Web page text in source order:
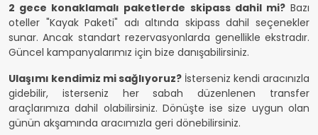
2 gece konaklamalı paketlerde skipass dahil mi?Bazı
oteller "Kayak Paketi" adı altında skipass dahil seçenekler
sunar. Ancak standart rezervasyonlarda genellikle ekstradır.
Güncel kampanyalarımız için bize danışabilirsiniz.
Ulaşımı kendimiz mi sağlıyoruz? İsterseniz kendi aracınızla
gidebilir, isterseniz her sabah düzenlenen transfer
araçlarımıza dahil olabilirsiniz. Dönüşte ise size uygun olan
günün akşamında aracımızla geri dönebilirsiniz.